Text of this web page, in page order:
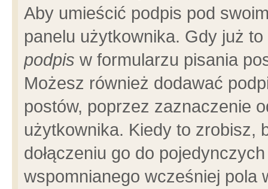
Aby umieścić podpis pod
panelu użytkownika. Gdy już
podpis w formularzu pisania
Możesz również dodawać
postów, poprzez zaznaczenie
użytkownika. Kiedy to zrobisz,
dołączeniu go do
wspomnianego wcześniej pola